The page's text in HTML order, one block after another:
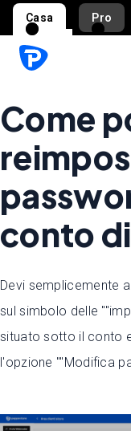
Casa Pro
Come
conto
Devi semplicemente
sul simbolo delle
situato sotto il conto
l'opzione ""Modifica